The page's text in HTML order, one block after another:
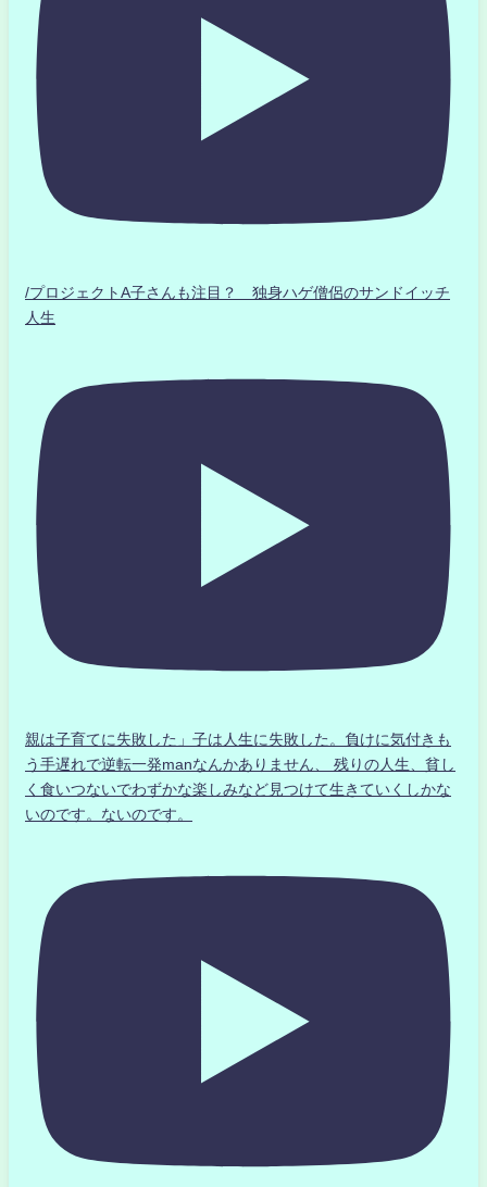
/プロジェクトA子さんも注目？ 独身ハゲ僧侶のサンドイッチ
人生
親は子育てに失敗した」子は人生に失敗した。負けに気付きも
う手遅れで逆転一発manなんかありません、 残りの人生、貧し
く食いつないでわずかな楽しみなど見つけて生きていくしかな
いのです。ないのです。